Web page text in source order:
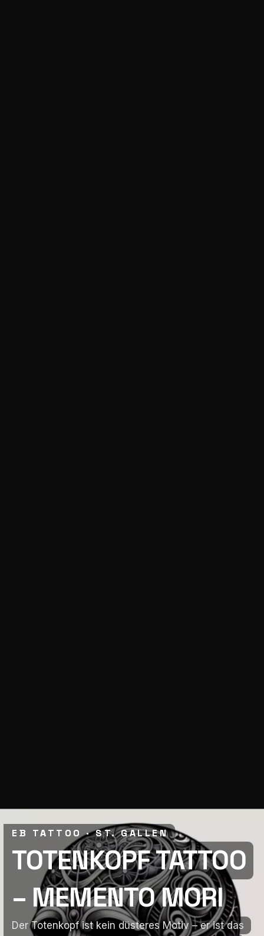
EB TATTOO · ST. GALLEN
TOTENKOPF TATTOO
– MEMENTO MORI
Der Totenkopf ist kein düsteres Motiv – er ist das
EB TATTOO · ST. GALLEN
TOTENKOPF TATTOO
– MEMENTO MORI
Der Totenkopf ist kein düsteres Motiv – er ist das